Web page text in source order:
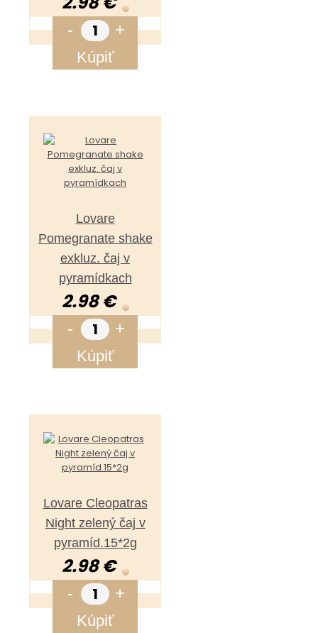
- +
Kúpiť
Lovare
Pomegranate shake
exkluz. čaj v
pyramídkach
2.98 €
- +
Kúpiť
Lovare Cleopatras
Night zelený čaj v
pyramíd.15*2g
2.98 €
- +
Kúpiť